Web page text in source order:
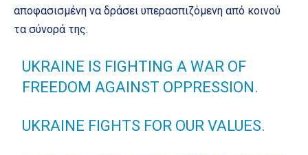
αποφασισμένη να δράσει υπερασπιζόμενη από κοινού
τα σύνορά της.
UKRAINE IS FIGHTING A WAR OF
FREEDOM AGAINST OPPRESSION.
UKRAINE FIGHTS FOR OUR VALUES.